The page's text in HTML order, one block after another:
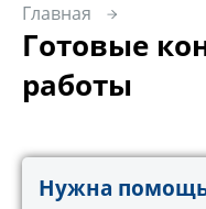
Главная
Готовые
работы
Нужна помощь